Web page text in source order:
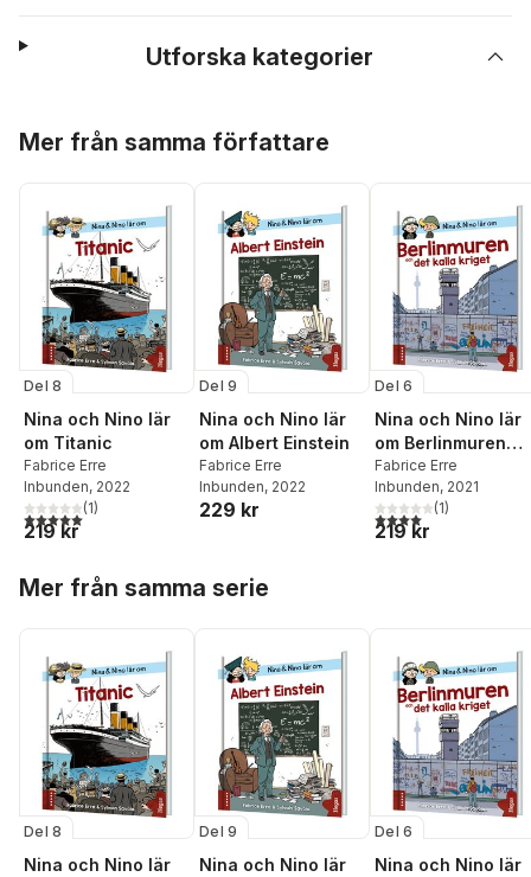
Utforska kategorier
Mer från samma författare
Del 8
Nina och Nino lär
om Titanic
Fabrice Erre
Inbunden, 2022
5,0utav 5 stjärnor. Totalt antal röster:
(1)
219 kr
Del 9
Nina och Nino lär
om Albert Einstein
Fabrice Erre
Inbunden, 2022
229 kr
Del 6
Nina och Nino lär
om Berlinmuren
och det kalla
Fabrice Erre
Inbunden, 2021
4,0utav 5 stjärnor.
(1)
219 kr
Mer från samma serie
Del 8
Nina och Nino lär
Del 9
Nina och Nino lär
Del 6
Nina och Nino lär